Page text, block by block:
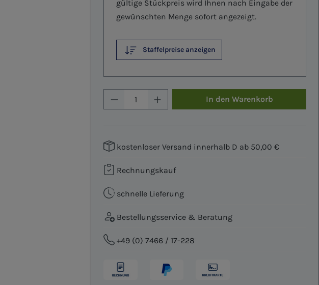
gültige Stückpreis wird Ihnen nach Eingabe der
gewünschten Menge sofort angezeigt.
Staffelpreise anzeigen
Produkt Anzahl: Gib den
In den Warenkorb
kostenloser Versand innerhalb D ab 50,00 €
Rechnungskauf
schnelle Lieferung
Bestellungsservice & Beratung
+49 (0) 7466 / 17-228